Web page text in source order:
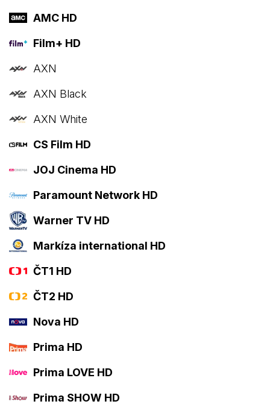
AMC HD
Film+ HD
AXN
AXN Black
AXN White
CS Film HD
JOJ Cinema HD
Paramount Network HD
Warner TV HD
Markíza international HD
ČT1 HD
ČT2 HD
Nova HD
Prima HD
Prima LOVE HD
Prima SHOW HD